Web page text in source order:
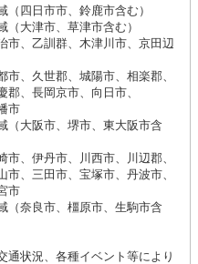
（四日市市、鈴鹿市含む）
（大津市、草津市含む）
市、乙訓群、木津川市、京田辺
世郡、城陽市、相楽郡、
岡京市、向日市、
（大阪市、堺市、東大阪市含
市、伊丹市、川西市、川辺郡、
田市、宝塚市、丹波市、
（奈良市、橿原市、生駒市含
通状況、各種イベント等により